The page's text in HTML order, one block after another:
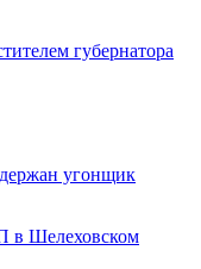
губернатора
угонщик
в Шелеховском